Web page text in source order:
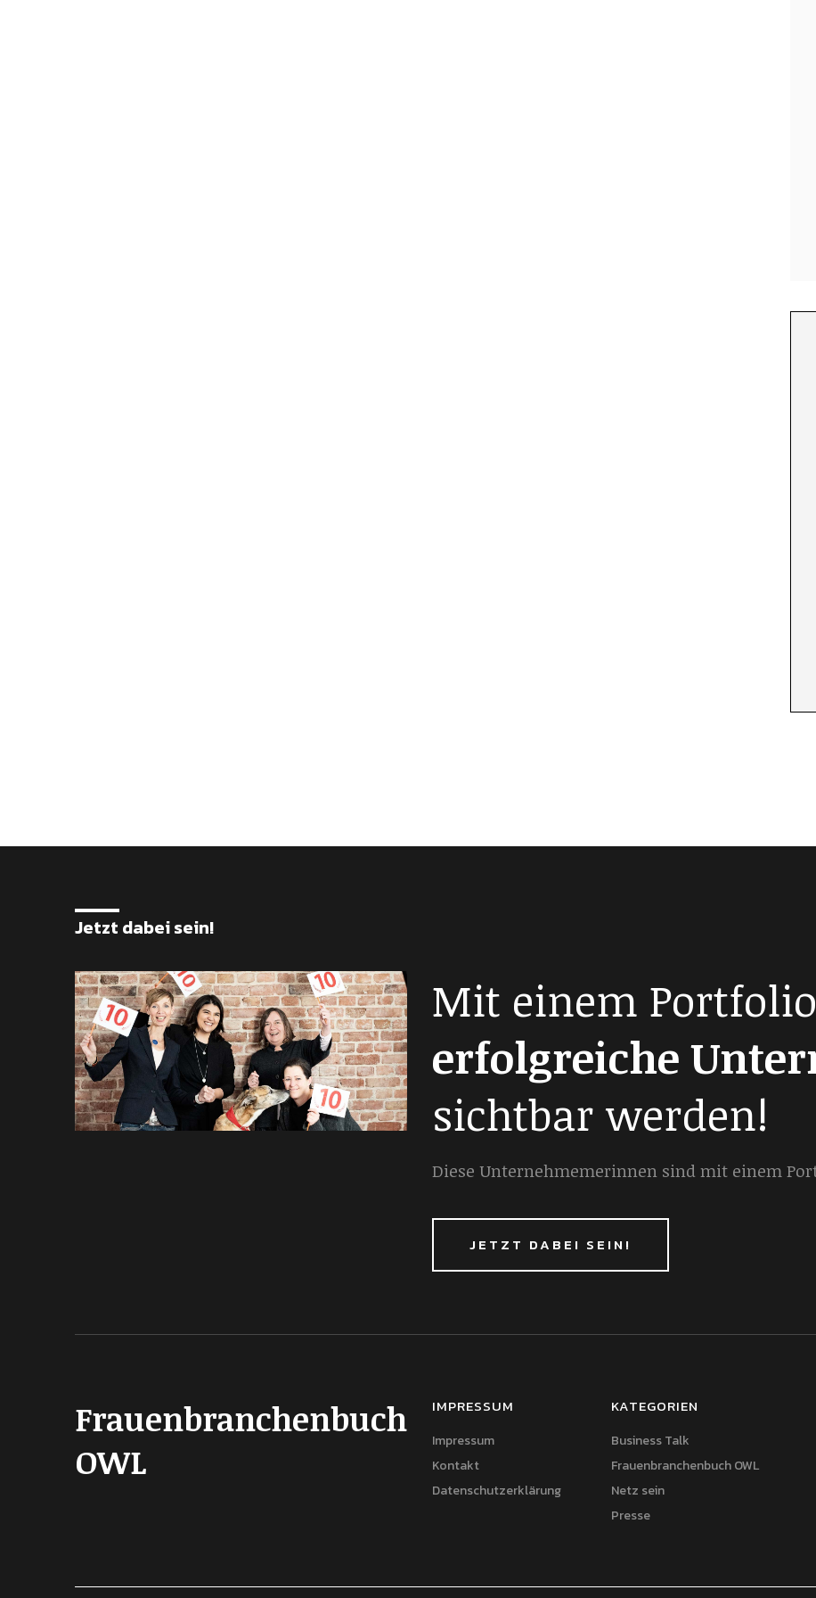
Jetzt dabei sein!
Mit einem
erfolgreiche
sichtbar werden!
Diese Unternehmemerinnen sind mit einem
JETZT DABEI SEIN!
Frauenbranchenbuch
OWL
IMPRESSUM
Impressum
Kontakt
Datenschutzerklärung
KATEGORIEN
Business Talk
Frauenbranchenbuch OWL
Netz sein
Presse